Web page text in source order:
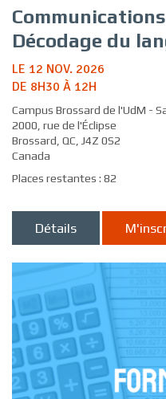
Décodage du
LE 12 NOV. 2026
DE 8H30 À 12H
Campus Brossard de l'UdM -
2000, rue de l'Éclipse
Brossard, QC, J4Z 0S2
Canada
Places restantes : 82
Détails